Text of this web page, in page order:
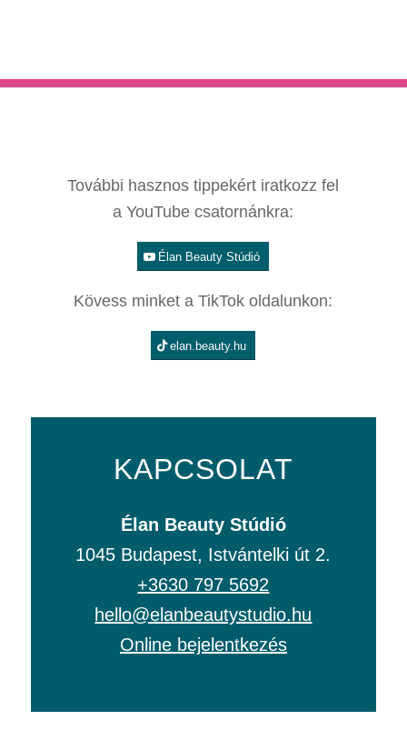
További hasznos tippekért iratkozz fel
a YouTube csatornánkra:
Élan Beauty Stúdió
Kövess minket a TikTok oldalunkon:
elan.beauty.hu
KAPCSOLAT
Élan Beauty Stúdió
1045 Budapest, Istvántelki út 2.
+3630 797 5692
hello@elanbeautystudio.hu
Online bejelentkezés